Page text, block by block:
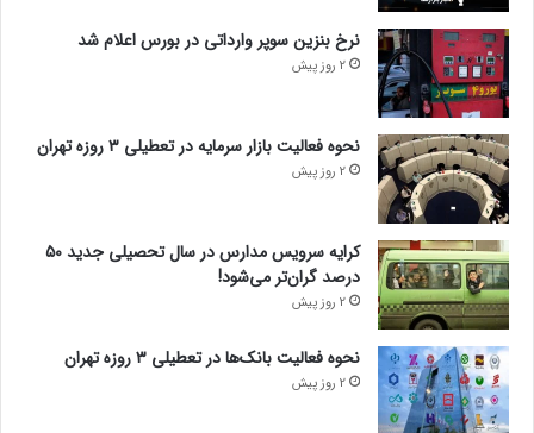
نرخ بنزین سوپر وارداتی در بورس اعلام شد
2 روز پیش
نحوه فعالیت بازار سرمایه در تعطیلی ۳ روزه تهران
2 روز پیش
کرایه سرویس مدارس در سال تحصیلی جدید ۵۰
درصد گران‌تر می‌شود!
2 روز پیش
نحوه فعالیت بانک‌ها در تعطیلی ۳ روزه تهران
2 روز پیش